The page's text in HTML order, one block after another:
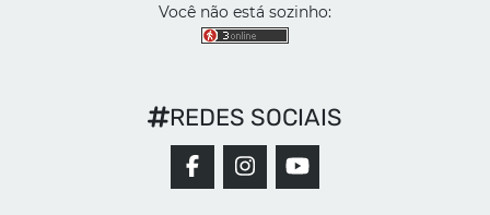
Você não está sozinho:
REDES SOCIAIS